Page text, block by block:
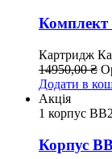
Комплект
Картридж
14950,00₴
Додати в
Акція
1 корпус
Корпус